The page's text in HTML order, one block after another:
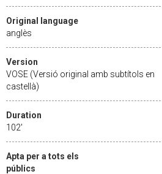
Original language
anglès
Version
VOSE (Versió original amb subtítols en
castellà)
Duration
102'
Apta per a tots els
públics